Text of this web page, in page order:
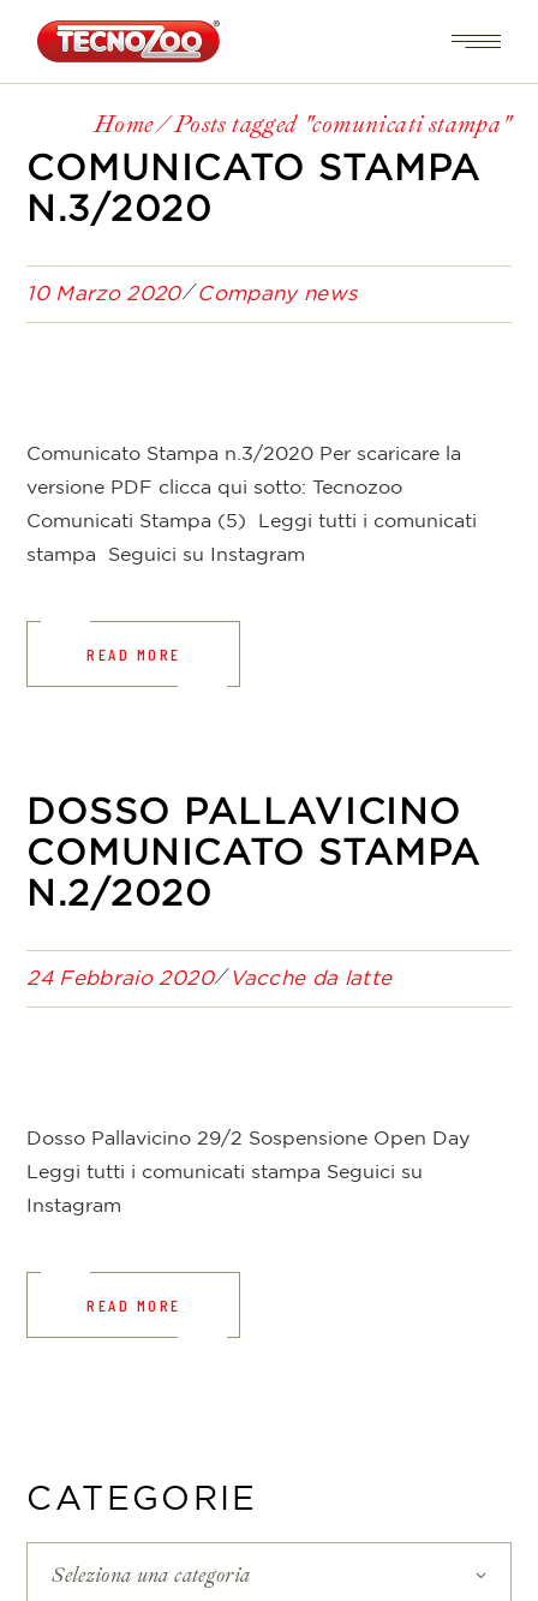
Home Posts tagged "comunicati stampa"
COMUNICATO STAMPA
N.3/2020
10 Marzo 2020 Company news
Comunicato Stampa n.3/2020 Per scaricare la
versione PDF clicca qui sotto: Tecnozoo
Comunicati Stampa (5) Leggi tutti i comunicati
stampa Seguici su Instagram
READ MORE
DOSSO PALLAVICINO
COMUNICATO STAMPA
N.2/2020
24 Febbraio 2020 Vacche da latte
Dosso Pallavicino 29/2 Sospensione Open Day
Leggi tutti i comunicati stampa Seguici su
Instagram
READ MORE
CATEGORIE
Seleziona una categoria